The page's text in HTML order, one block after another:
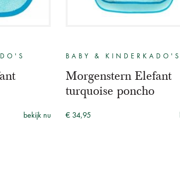
bekijk nu
BABY & KINDERKADO'S
Morgenstern Elefant
turquoise poncho
€ 34,95